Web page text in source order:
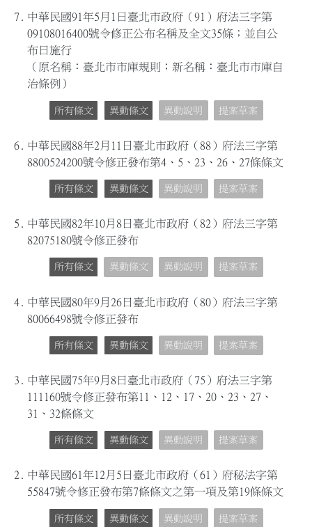
7. 中華民國91年5月1日臺北市政府（91）府法三字第
09108016400號令修正公布名稱及全文35條；並自公
布日施行
（原名稱：臺北市市庫規則；新名稱：臺北市市庫自
治條例）
所有條文 異動條文 異動說明 提案草案
6.
中華民國88年2月11日臺北市政府（88）府法三字第
8800524200號令修正發布第4、5、23、26、27條條文
所有條文 異動條文 異動說明 提案草案
5. 中華民國82年10月8日臺北市政府（82）府法三字第
82075180號令修正發布
所有條文 異動條文 異動說明 提案草案
4.
中華民國80年9月26日臺北市政府（80）府法三字第
80066498號令修正發布
所有條文 異動條文 異動說明 提案草案
3.
中華民國75年9月8日臺北市政府（75）府法三字第
111160號令修正發布第11、12、17、20、23、27、
31、32條條文
所有條文 異動條文 異動說明 提案草案
2. 中華民國61年12月5日臺北市政府（61）府秘法字第
55847號令修正發布第7條條文之第一項及第19條條文
所有條文 異動條文 異動說明 提案草案